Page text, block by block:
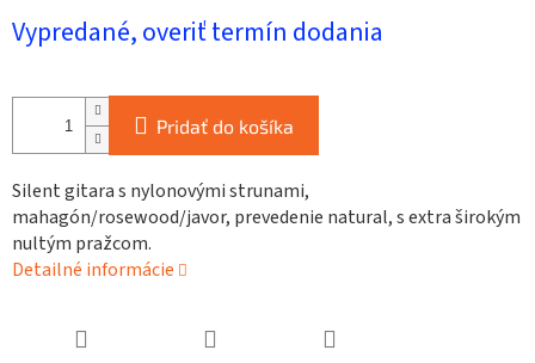
cena:
Vypredané, overiť termín dodania
Pridať do košíka
Silent gitara s nylonovými strunami,
mahagón/rosewood/javor, prevedenie natural, s extra širokým
nultým pražcom.
Detailné informácie